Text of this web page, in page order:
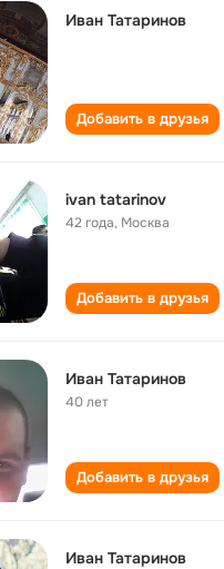
Иван Татаринов
Добавить в друзья
ivan tatarinov
42 года, Москва
Добавить в друзья
Иван Татаринов
40 лет
Добавить в друзья
Иван Татаринов